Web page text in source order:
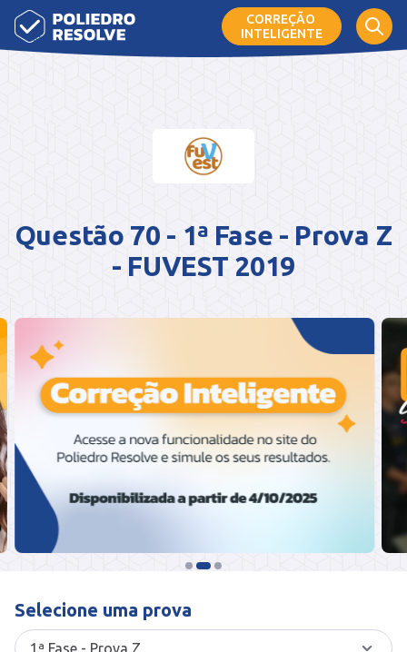
CORREÇÃO
INTELIGENTE
Questão 70 - 1ª Fase - Prova Z
- FUVEST 2019
Selecione uma prova